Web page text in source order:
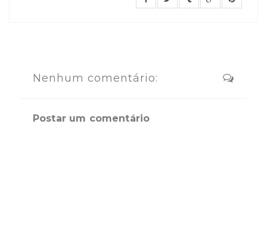
Nenhum comentário:
Postar um comentário